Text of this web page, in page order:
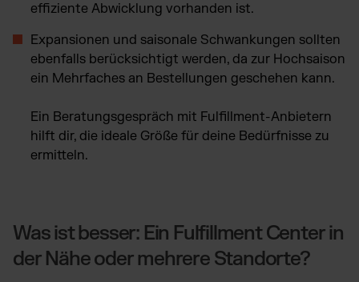
effiziente Abwicklung vorhanden ist.
Expansionen und saisonale Schwankungen sollten
ebenfalls berücksichtigt werden, da zur Hochsaison
ein Mehrfaches an Bestellungen geschehen kann.
Ein Beratungsgespräch mit Fulfillment-Anbietern
hilft dir, die ideale Größe für deine Bedürfnisse zu
ermitteln.
Was ist besser: Ein Fulfillment Center in
der Nähe oder mehrere Standorte?